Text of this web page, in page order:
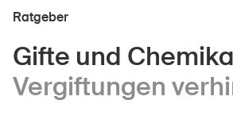
Sport & Bewegung
Zuhause & Garten
Gebäude & Anlagen
Ratgeber
Gifte und
Vergiftungen